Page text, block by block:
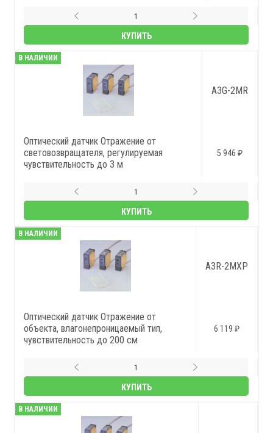
КУПИТЬ
В НАЛИЧИИ
A3G-2MR
Оптический датчик Отражение от
световозвращателя, регулируемая
чувствительность до 3 м
5 946 ₽
КУПИТЬ
В НАЛИЧИИ
A3R-2MXP
Оптический датчик Отражение от
объекта, влагонепроницаемый тип,
чувствительность до 200 см
6 119 ₽
КУПИТЬ
В НАЛИЧИИ